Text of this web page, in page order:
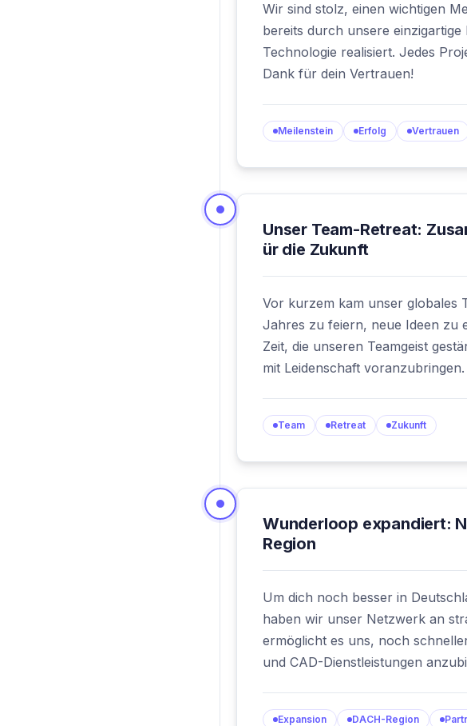
Wir sind stolz, einen wichtigen
bereits durch unsere
Technologie realisiert. Jedes
Dank für dein Vertrauen!
Meilenstein Erfolg Vertrauen
Unser Team-Retreat:
ür die Zukunft
Vor kurzem kam unser globales
Jahres zu feiern, neue Ideen zu
Zeit, die unseren Teamgeist
mit Leidenschaft voranzubringen.
Team Retreat Zukunft
Wunderloop expandiert:
Region
Um dich noch besser in
haben wir unser Netzwerk an
ermöglicht es uns, noch
und CAD-Dienstleistungen
Expansion DACH-Region